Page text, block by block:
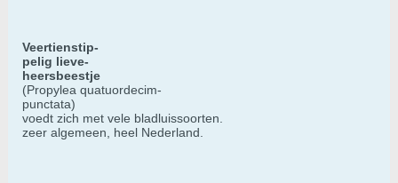
Veertienstip-
pelig lieve-
heersbeestje
(Propylea quatuordecim-
punctata)
voedt zich met vele bladluissoorten.
zeer algemeen, heel Nederland.